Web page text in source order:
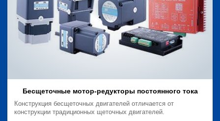
Бесщеточные мотор-редукторы постоянного тока
Конструкция бесщеточных двигателей отличается от
конструкции традиционных щеточных двигателей.